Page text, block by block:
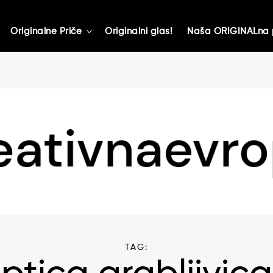
Originalne Priče toggle
Originalni glas! Naša
TAG: